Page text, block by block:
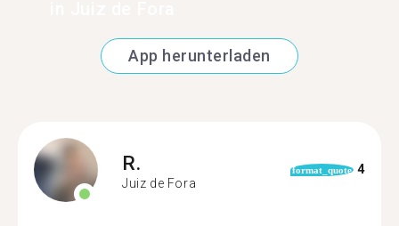
App herunterladen
R.
Juiz de Fora
format_quote 4